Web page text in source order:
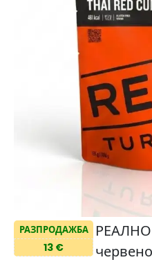
РАЗПРОДАЖБА
13 €
РЕАЛНО